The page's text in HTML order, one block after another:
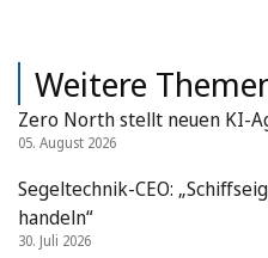
Weitere
Zero North stellt neuen KI-
05. August 2026
Segeltechnik-CEO:
handeln“
30. Juli 2026